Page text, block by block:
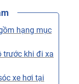
hạng mục
trước khi đi xa
xe hơi tại